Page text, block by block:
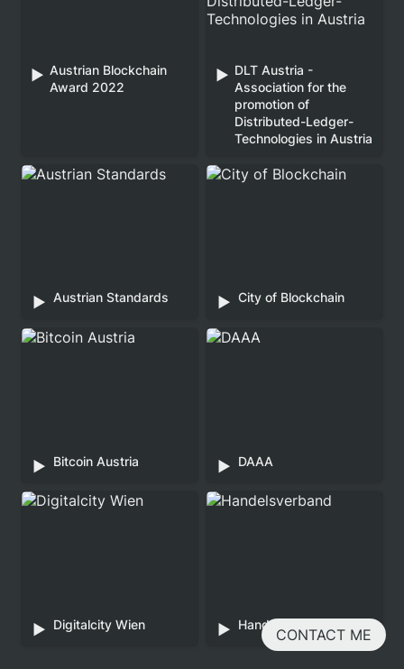
CONTACT ME
▶️ Austrian Blockchain
Award 2022
▶️ DLT Austria -
Association for the
promotion of
Distributed-Ledger-
Technologies in Austria
Austrian Standards
▶️ Austrian Standards
City of Blockchain
▶️ City of Blockchain
Bitcoin Austria
▶️ Bitcoin Austria
DAAA
▶️ DAAA
Digitalcity Wien
▶️ Digitalcity Wien
Handelsverband
▶️ Handelsverband